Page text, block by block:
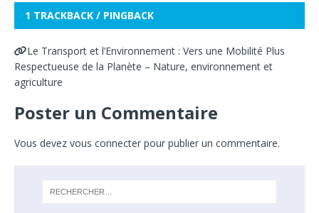
1 TRACKBACK / PINGBACK
Le Transport et l’Environnement : Vers une Mobilité Plus
Respectueuse de la Planète – Nature, environnement et
agriculture
Poster un Commentaire
Vous devez vous connecter pour publier un commentaire.